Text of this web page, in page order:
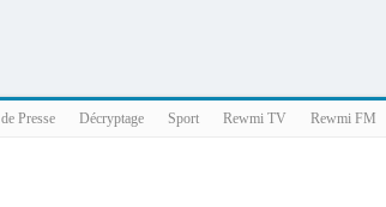
Presse Décryptage Sport Rewmi TV Rewmi FM